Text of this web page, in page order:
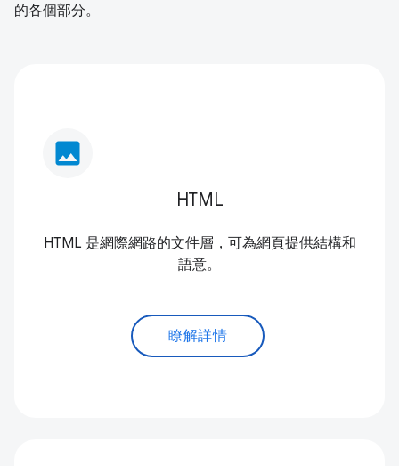
的各個部分。
image
HTML
HTML 是網際網路的文件層，可為網頁提供結構和
語意。
瞭解詳情